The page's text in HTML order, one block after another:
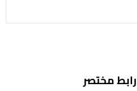
رابط مختصر